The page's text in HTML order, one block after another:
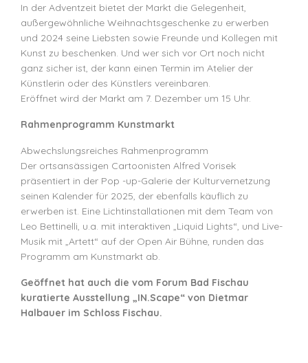
In der Adventzeit bietet der Markt die Gelegenheit,
außergewöhnliche Weihnachtsgeschenke zu erwerben
und 2024 seine Liebsten sowie Freunde und Kollegen mit
Kunst zu beschenken. Und wer sich vor Ort noch nicht
ganz sicher ist, der kann einen Termin im Atelier der
Künstlerin oder des Künstlers vereinbaren.
Eröffnet wird der Markt am 7. Dezember um 15 Uhr.
Rahmenprogramm Kunstmarkt
Abwechslungsreiches Rahmenprogramm
Der ortsansässigen Cartoonisten Alfred Vorisek
präsentiert in der Pop -up-Galerie der Kulturvernetzung
seinen Kalender für 2025, der ebenfalls käuflich zu
erwerben ist. Eine Lichtinstallationen mit dem Team von
Leo Bettinelli, u.a. mit interaktiven „Liquid Lights“, und Live-
Musik mit „Artett“ auf der Open Air Bühne, runden das
Programm am Kunstmarkt ab.
Geöffnet hat auch die vom Forum Bad Fischau
kuratierte Ausstellung „IN.Scape“ von Dietmar
Halbauer im Schloss Fischau.